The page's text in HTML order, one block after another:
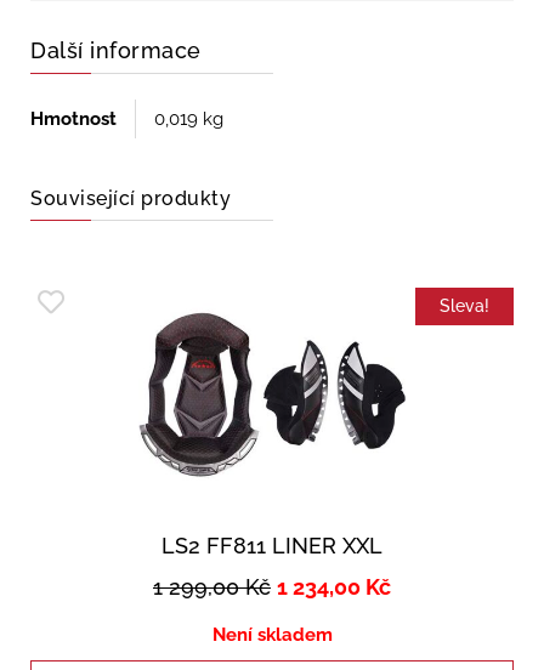
Další informace
Hmotnost 0,019 kg
Související produkty
Sleva!
LS2 FF811 LINER XXL
1 299,00Kč 1 234,00 Kč
Není skladem